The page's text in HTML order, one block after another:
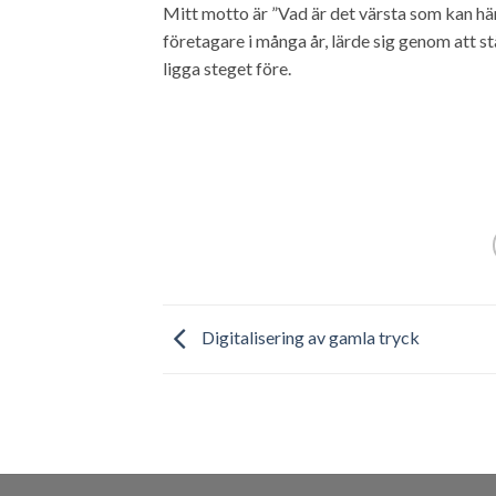
Mitt motto är ”Vad är det värsta som kan
företagare i många år, lärde sig genom att
ligga steget före.
Digitalisering av gamla tryck